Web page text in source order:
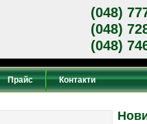
(048)
(048)
(048)
Прайс Контакти